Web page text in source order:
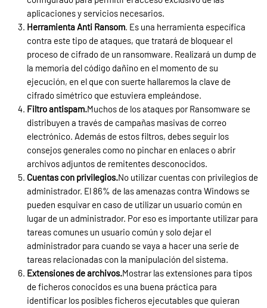
aplicaciones y servicios necesarios.
Herramienta Anti Ransom. Es una herramienta específica
contra este tipo de ataques, que tratará de bloquear el
proceso de cifrado de un ransomware. Realizará un dump de
la memoria del código dañino en el momento de su
ejecución, en el que con suerte hallaremos la clave de
cifrado simétrico que estuviera empleándose.
Filtro antispam.Muchos de los ataques por Ransomware se
distribuyen a través de campañas masivas de correo
electrónico. Además de estos filtros, debes seguir los
consejos generales como no pinchar en enlaces o abrir
archivos adjuntos de remitentes desconocidos.
Cuentas con privilegios.No utilizar cuentas con privilegios de
administrador. El 86% de las amenazas contra Windows se
pueden esquivar en caso de utilizar un usuario común en
lugar de un administrador. Por eso es importante utilizar para
tareas comunes un usuario común y solo dejar el
administrador para cuando se vaya a hacer una serie de
tareas relacionadas con la manipulación del sistema.
Extensiones de archivos.Mostrar las extensiones para tipos
de ficheros conocidos es una buena práctica para
identificar los posibles ficheros ejecutables que quieran